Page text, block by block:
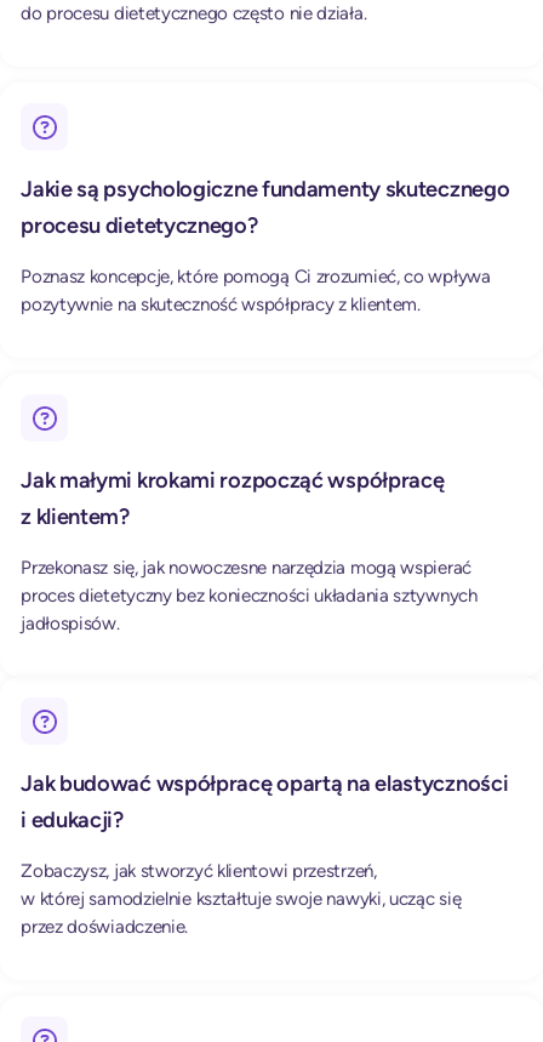
do procesu dietetycznego często nie działa.
Jakie są psychologiczne fundamenty skutecznego
procesu dietetycznego?
Poznasz koncepcje, które pomogą Ci zrozumieć, co wpływa
pozytywnie na skuteczność współpracy z klientem.
Jak małymi krokami rozpocząć współpracę
z klientem?
Przekonasz się, jak nowoczesne narzędzia mogą wspierać
proces dietetyczny bez konieczności układania sztywnych
jadłospisów.
Jak budować współpracę opartą na elastyczności
i edukacji?
Zobaczysz, jak stworzyć klientowi przestrzeń,
w której samodzielnie kształtuje swoje nawyki, ucząc się
przez doświadczenie.